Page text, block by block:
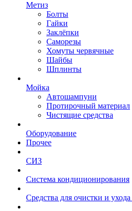
Метиз
Болты
Гайки
Заклёпки
Саморезы
Хомуты червячные
Шайбы
Шплинты
Мойка
Автошампуни
Протирочный материал
Чистящие средства
Оборудование
Прочее
СИЗ
Система кондиционирования
Средства для очистки и